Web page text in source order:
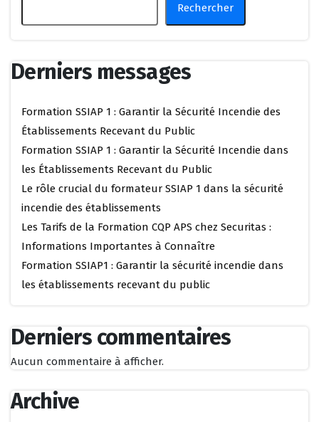
Rechercher
Derniers messages
Formation SSIAP 1 : Garantir la Sécurité Incendie des
Établissements Recevant du Public
Formation SSIAP 1 : Garantir la Sécurité Incendie dans
les Établissements Recevant du Public
Le rôle crucial du formateur SSIAP 1 dans la sécurité
incendie des établissements
Les Tarifs de la Formation CQP APS chez Securitas :
Informations Importantes à Connaître
Formation SSIAP1 : Garantir la sécurité incendie dans
les établissements recevant du public
Derniers commentaires
Aucun commentaire à afficher.
Archive